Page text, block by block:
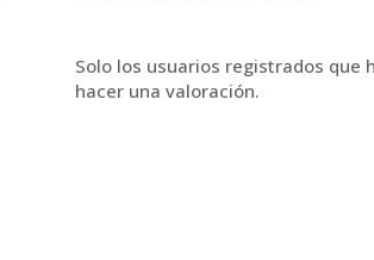
Solo los usuarios registrados que
hacer una valoración.